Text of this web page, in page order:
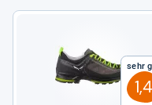
Sehr
1,4